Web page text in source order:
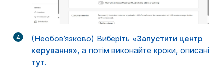
4 (Необов’язково) Виберіть «Запустити центр
керування», а потім виконайте кроки, описані
тут.